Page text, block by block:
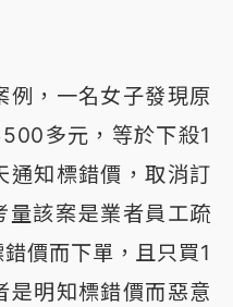
例，一名女子發現原
多元，等於下殺1
通知標錯價，取消訂
該案是業者員工疏
價而下單，且只買1
是明知標錯價而惡意